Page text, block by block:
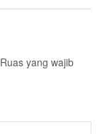
Ruas yang wajib